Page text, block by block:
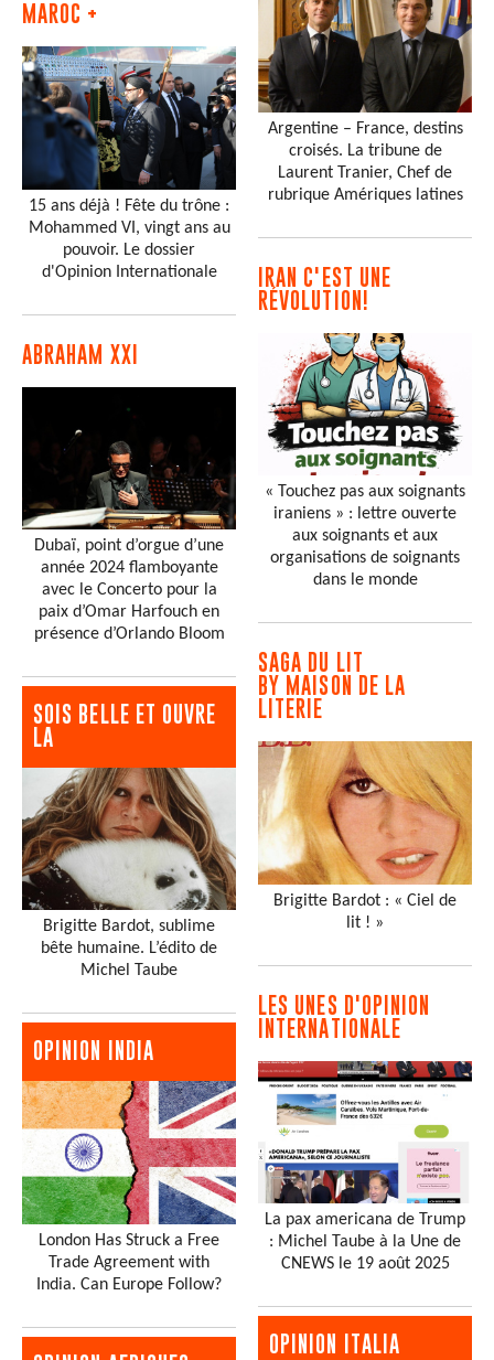
MAROC +
15 ans déjà ! Fête du trône :
Mohammed VI, vingt ans au
pouvoir. Le dossier
d'Opinion Internationale
ABRAHAM XXI
Dubaï, point d’orgue d’une
année 2024 flamboyante
avec le Concerto pour la
paix d’Omar Harfouch en
présence d’Orlando Bloom
SOIS BELLE ET OUVRE
LA
Brigitte Bardot, sublime
bête humaine. L’édito de
Michel Taube
OPINION INDIA
London Has Struck a Free
Trade Agreement with
India. Can Europe Follow?
Argentine – France, destins
croisés. La tribune de
Laurent Tranier, Chef de
rubrique Amériques latines
IRAN C'EST UNE
RÉVOLUTION!
« Touchez pas aux soignants
iraniens » : lettre ouverte
aux soignants et aux
organisations de soignants
dans le monde
SAGA DU LIT
BY MAISON DE LA
LITERIE
Brigitte Bardot : « Ciel de
lit ! »
LES UNES D'OPINION
INTERNATIONALE
La pax americana de Trump
: Michel Taube à la Une de
CNEWS le 19 août 2025
OPINION ITALIA